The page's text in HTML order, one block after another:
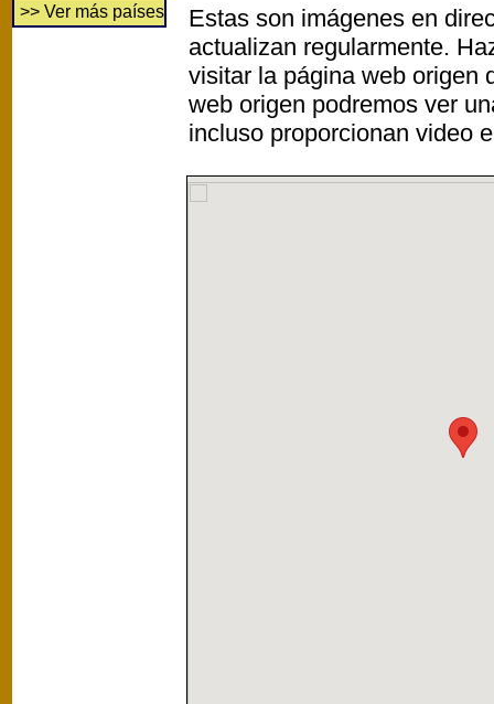
>> Ver más países
Estas son imágenes en
actualizan regularmente.
visitar la página web origen
web origen podremos ver
incluso proporcionan video